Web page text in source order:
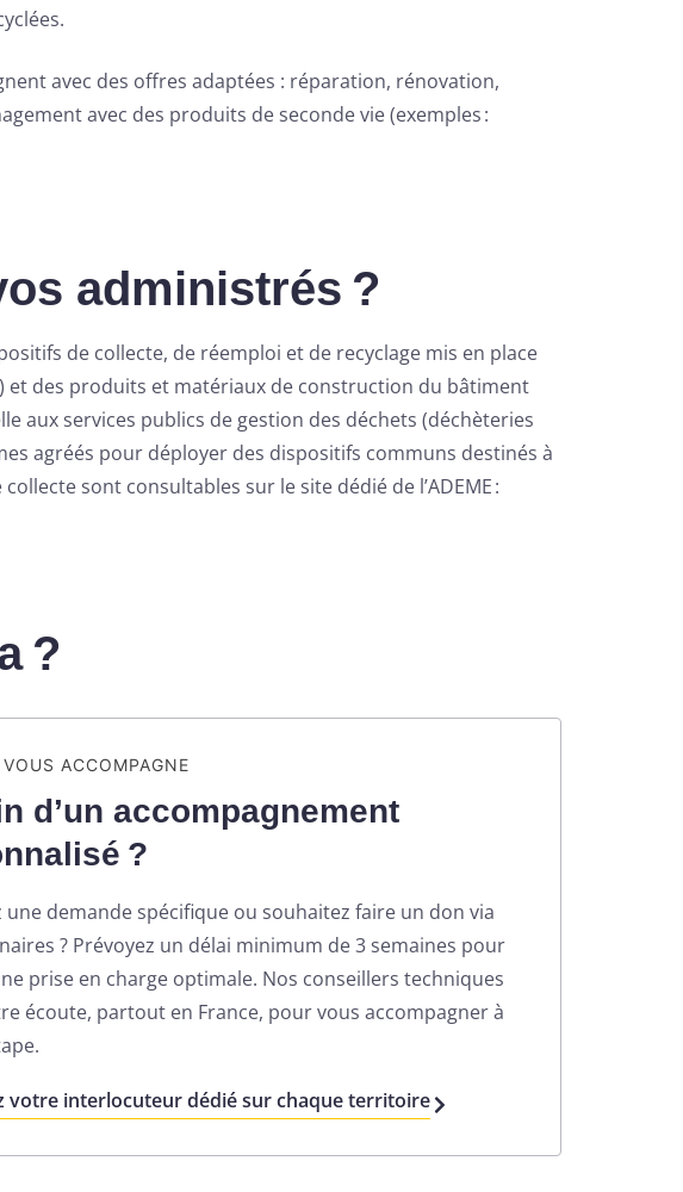
avec des offres adaptées : réparation, rénovation,
avec des produits de seconde vie (exemples :
administrés ?
de collecte, de réemploi et de recyclage mis en place
et des produits et matériaux de construction du bâtiment
aux services publics de gestion des déchets (déchèteries
agréés pour déployer des dispositifs communs destinés à
sont consultables sur le site dédié de l’ADEME :
?
ACCOMPAGNE
d’un accompagnement
?
une demande spécifique ou souhaitez faire un don via
? Prévoyez un délai minimum de 3 semaines pour
prise en charge optimale. Nos conseillers techniques
écoute, partout en France, pour vous accompagner à
votre interlocuteur dédié sur chaque territoire